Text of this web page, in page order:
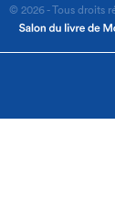
© 2026 - Tous droits